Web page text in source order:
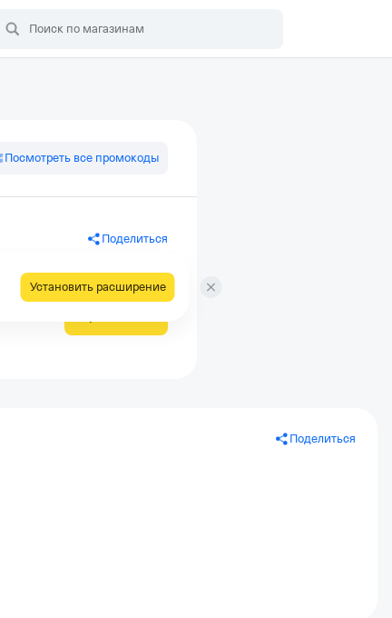
Посмотреть все промокоды
Поделиться
Поделиться
Установить расширение